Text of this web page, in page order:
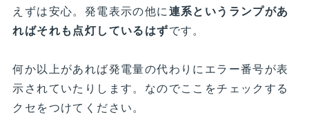
えずは安心。発電表示の他に連系というランプがあ
ればそれも点灯しているはずです。
何か以上があれば発電量の代わりにエラー番号が表
示されていたりします。なのでここをチェックする
クセをつけてください。